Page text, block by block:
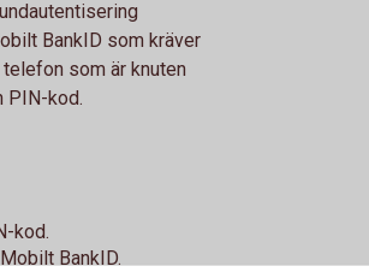
BankID som kräver
som är knuten
PIN-kod.
kod.
BankID.